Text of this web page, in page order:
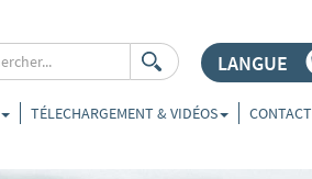
LANGUE
TÉLECHARGEMENT & VIDÉOS CONTACT